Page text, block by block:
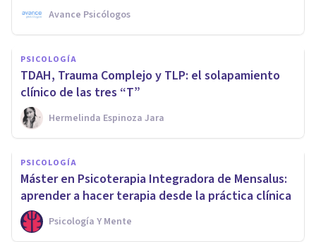
Avance Psicólogos
PSICOLOGÍA
TDAH, Trauma Complejo y TLP: el solapamiento
clínico de las tres “T”
Hermelinda Espinoza Jara
PSICOLOGÍA
Máster en Psicoterapia Integradora de Mensalus:
aprender a hacer terapia desde la práctica clínica
Psicología Y Mente